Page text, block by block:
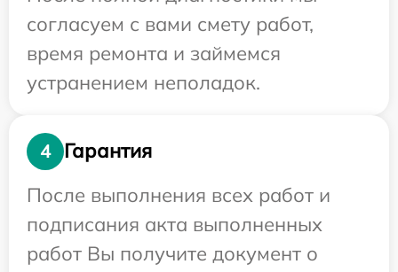
согласуем с вами смету работ,
время ремонта и займемся
устранением неполадок.
4
Гарантия
После выполнения всех работ и
подписания акта выполненных
работ Вы получите документ о